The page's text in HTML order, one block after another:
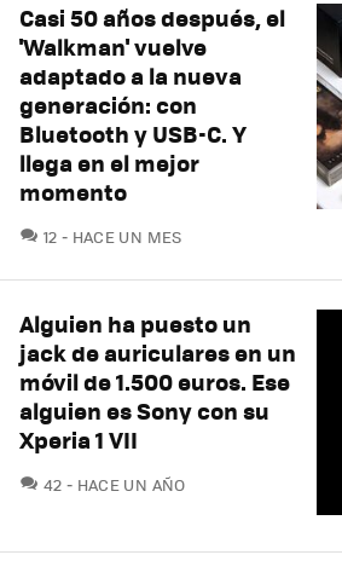
Casi 50 años después, el
'Walkman' vuelve
adaptado a la nueva
generación: con
Bluetooth y USB-C. Y
llega en el mejor
momento
12 COMENTARIOS
HACE UN MES
Alguien ha puesto un
jack de auriculares en un
móvil de 1.500 euros. Ese
alguien es Sony con su
Xperia 1 VII
42 COMENTARIOS
HACE UN AÑO